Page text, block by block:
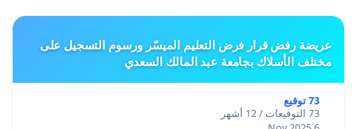
عريضة رفض قرار فرض التعليم الميسّر ورسوم التسجيل على
مختلف الأسلاك بجامعة عبد المالك السعدي
73 توقيع
73 التوقيعات / 12 أشهر